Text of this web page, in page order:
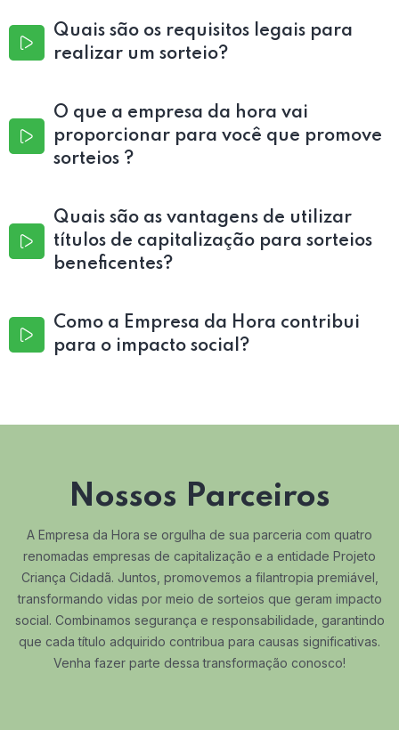
Quais são os requisitos legais para
realizar um sorteio?
O que a empresa da hora vai
proporcionar para você que promove
sorteios ?
Quais são as vantagens de utilizar
títulos de capitalização para sorteios
beneficentes?
Como a Empresa da Hora contribui
para o impacto social?
Nossos Parceiros
A Empresa da Hora se orgulha de sua parceria com quatro
renomadas empresas de capitalização e a entidade Projeto
Criança Cidadã. Juntos, promovemos a filantropia premiável,
transformando vidas por meio de sorteios que geram impacto
social. Combinamos segurança e responsabilidade, garantindo
que cada título adquirido contribua para causas significativas.
Venha fazer parte dessa transformação conosco!